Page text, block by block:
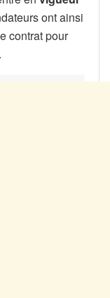
ont ainsi
contrat pour
.